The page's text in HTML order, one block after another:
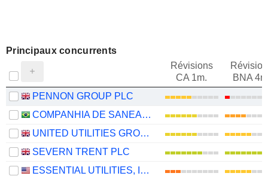
Principaux concurrents
Révisions
CA 1m.
BNA
PENNON GROUP PLC
COMPANHIA DE SANEAMENTO BÁSICO DO ESTADO DE SÃO PAULO - SABESP
UNITED UTILITIES GROUP PLC
SEVERN TRENT PLC
ESSENTIAL UTILITIES, INC.